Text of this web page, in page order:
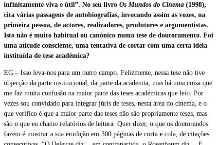
infinitamente viva e útil”. No seu livro Os Mundos do Cinema (1998),
cita várias passagens de autobiografias, invocando assim as vozes, na
primeira pessoa, de actores, realizadores, produtores e argumentistas.
Isto não é muito habitual ou canónico numa tese de doutoramento. Foi
uma atitude consciente, uma tentativa de cortar com uma certa ideia
instituída de tese académica?
EG – Isso leva-nos para um outro campo. Felizmente, nessa tese não tive
objecção da parte institucional, da parte da academia, mas há uma coisa que
me faz muita confusão na maior parte das teses académicas que leio. Por
vezes sou convidado para integrar júris de teses, nesta área do cinema, e o
que verifico é que a maior parte das teses não são propriamente teses, mas
são o que eu chamo relatórios de leitura. Quer dizer, o que os doutorandos
fazem é mostrar a sua erudição em 300 páginas de corta e cola, de citações